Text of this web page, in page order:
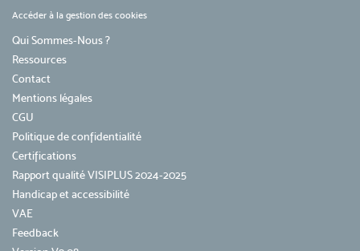
Accéder à la gestion des cookies
Qui Sommes-Nous ?
Ressources
Contact
Mentions légales
CGU
Politique de confidentialité
Certifications
Rapport qualité VISIPLUS 2024-2025
Handicap et accessibilité
VAE
Feedback